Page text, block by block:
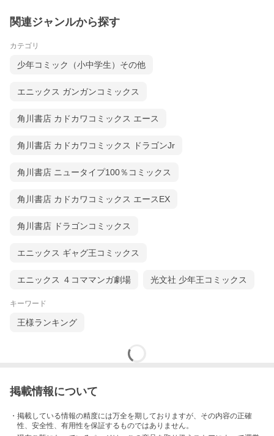
関連ジャンルから探す
カテゴリ
少年コミック（小中学生）その他
エニックス ガンガンコミックス
角川書店 カドカワコミックス エース
角川書店 カドカワコミックス ドラゴンJr
角川書店 ニュータイプ100％コミックス
角川書店 カドカワコミックス エースEX
角川書店 ドラゴンコミックス
エニックス ギャグ王コミックス
エニックス ４コママンガ劇場 光文社 少年王コミックス
キーワード
王様ランキング
掲載情報について
・掲載している情報の精度には万全を期しておりますが、その内容の正確
性、安全性、有用性を保証するものではありません。